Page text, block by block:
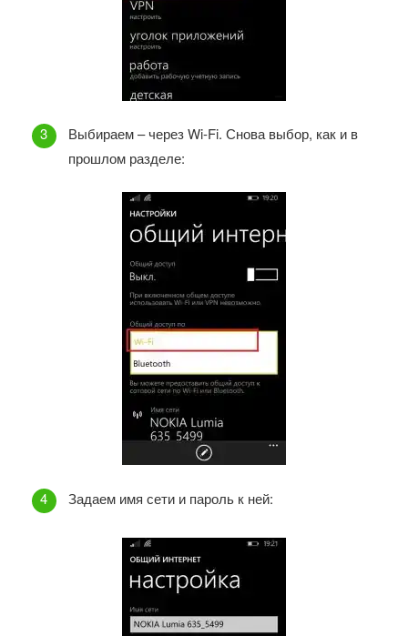
Выбираем – через Wi-Fi. Снова выбор, как и в
прошлом разделе:
Задаем имя сети и пароль к ней: